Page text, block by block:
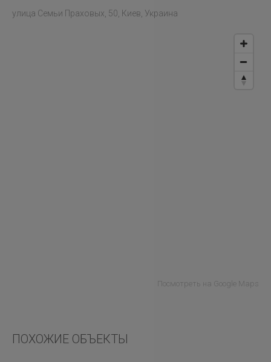
улица Семьи Праховых, 50, Киев, Украина
Посмотреть на Google Maps
ПОХОЖИЕ ОБЪЕКТЫ